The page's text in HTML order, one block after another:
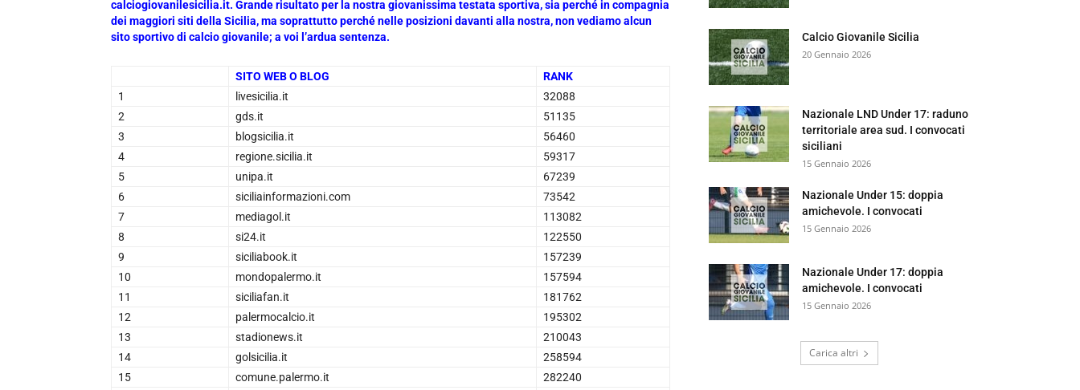
calciogiovanilesicilia.it. Grande risultato per la nostra giovanissima testata sportiva, sia perché in compagnia
dei maggiori siti della Sicilia, ma soprattutto perché nelle posizioni davanti alla nostra, non vediamo alcun
sito sportivo di calcio giovanile; a voi l’ardua sentenza.
SITO WEB O BLOG
RANK
1
livesicilia.it
32088
2
gds.it
51135
3
blogsicilia.it
56460
4
regione.sicilia.it
59317
5
unipa.it
67239
6
siciliainformazioni.com
73542
7
mediagol.it
113082
8
si24.it
122550
9
siciliabook.it
157239
10
mondopalermo.it
157594
11
siciliafan.it
181762
12
palermocalcio.it
195302
13
stadionews.it
210043
14
golsicilia.it
258594
15
comune.palermo.it
282240
Calcio Giovanile Sicilia
20 Gennaio 2026
Nazionale LND Under 17: raduno
territoriale area sud. I convocati
siciliani
15 Gennaio 2026
Nazionale Under 15: doppia
amichevole. I convocati
15 Gennaio 2026
Nazionale Under 17: doppia
amichevole. I convocati
15 Gennaio 2026
Carica altri